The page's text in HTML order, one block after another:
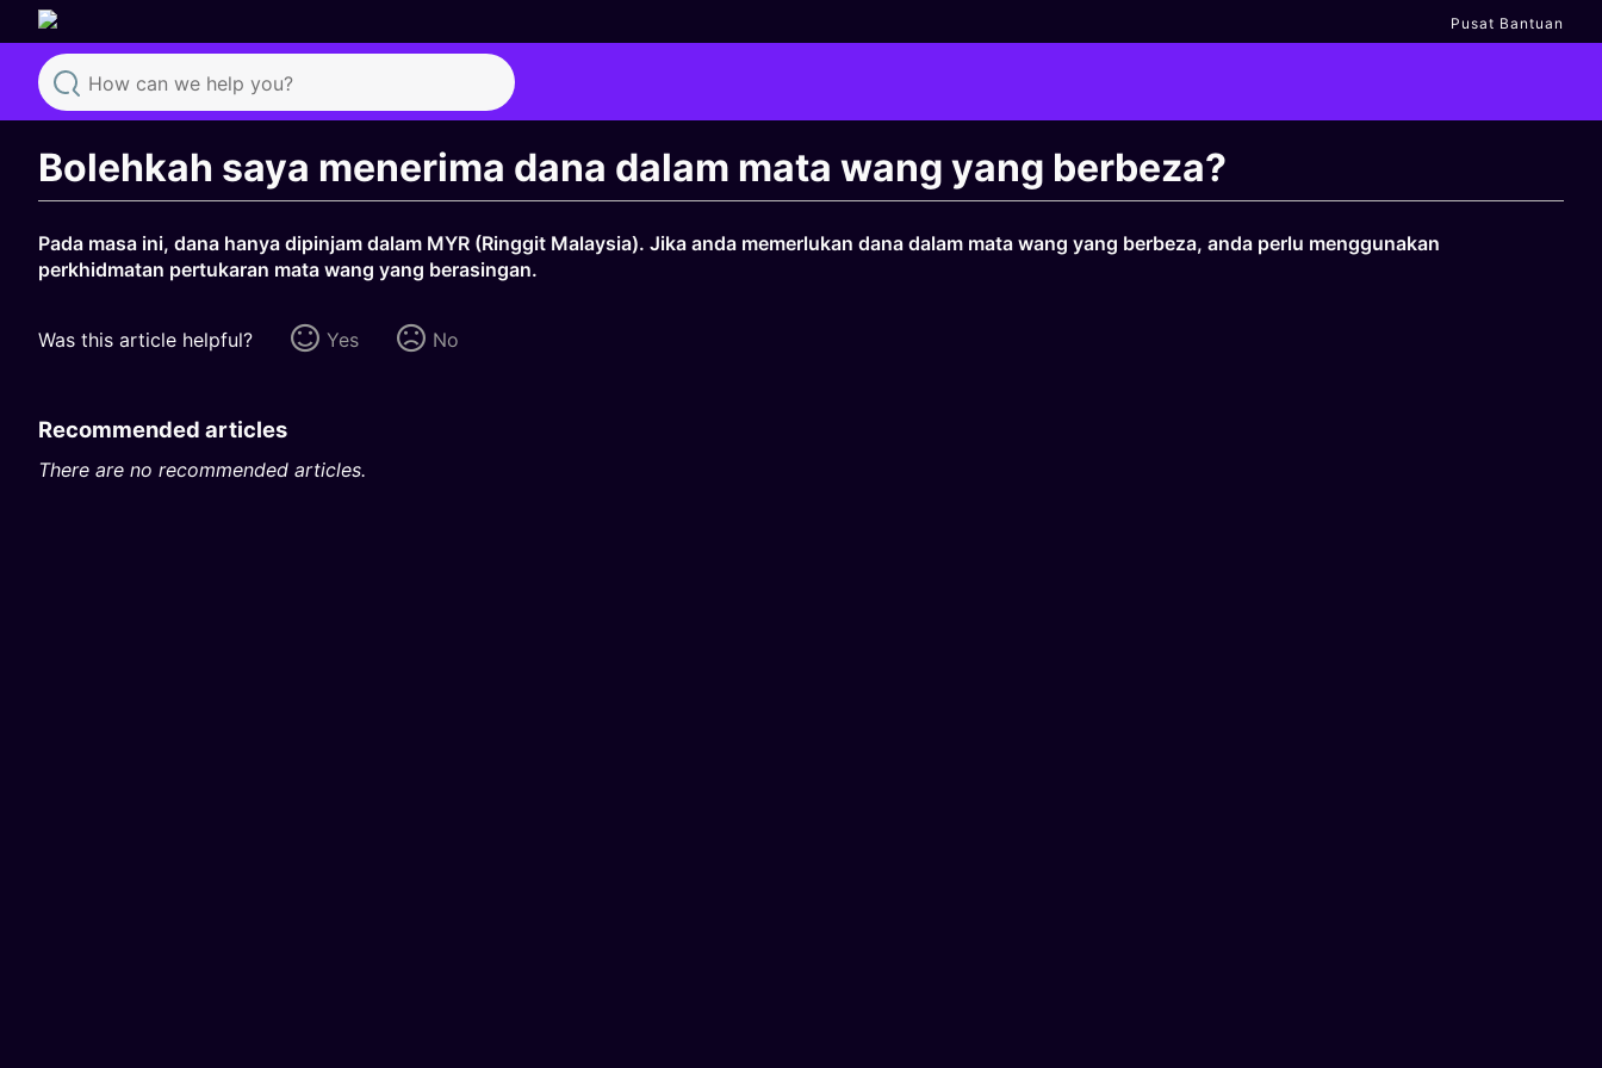
Pusat Bantuan
Search
Bolehkah saya menerima dana dalam mata wang yang berbeza?
Pada masa ini, dana hanya dipinjam dalam MYR (Ringgit Malaysia). Jika anda memerlukan dana dalam mata wang yang berbeza, anda perlu menggunakan
perkhidmatan pertukaran mata wang yang berasingan.
Was this article helpful? Yes No
Recommended articles
There are no recommended articles.